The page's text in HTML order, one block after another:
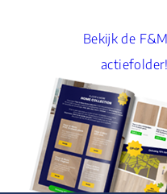
Bekijk de